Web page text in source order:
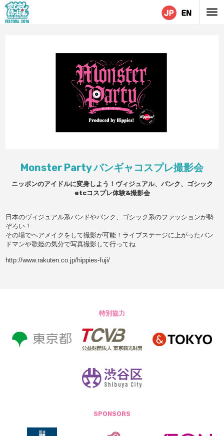
Monster Party バンギャコスプレ撮影会
ニッポンのアイドルに変身しよう！ヴィジュアル、パンク、ゴシック
etcコスプレ体験&撮影会
日本のヴィジュアル系バンドやパンク、ゴシック系のファッションが勢
ぞろい！
その場でヘアメイクをして撮影が可能！ライブステージに上がったバン
ドマンや歌姫の気分で写真撮影して行ってね
http://www.rakuten.co.jp/hippies-fuji/
特別協力
SPONSORS